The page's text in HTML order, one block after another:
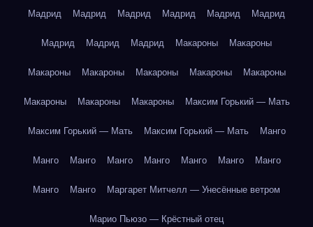
Мадрид Мадрид Мадрид Мадрид Мадрид Мадрид
Мадрид Мадрид Мадрид Макароны Макароны
Макароны Макароны Макароны Макароны Макароны
Макароны Макароны Макароны Максим Горький — Мать
Максим Горький — Мать Максим Горький — Мать Манго
Манго Манго Манго Манго Манго Манго Манго
Манго Манго Маргарет Митчелл — Унесённые ветром
Марио Пьюзо — Крёстный отец